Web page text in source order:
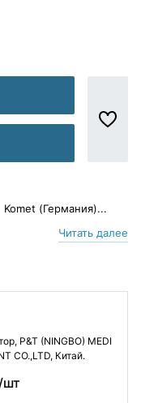
(Германия)...
Читать далее
P&T (NINGBO) MEDI
CO.,LTD, Китай.
шт